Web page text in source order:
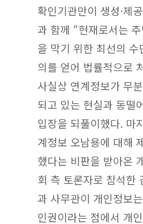
확인기관만이 생성·제
과 함께 “현재로서는
을 막기 위한 최선의
의를 얻어 법률적으로
사실상 연계정보가 무
되고 있는 현실과 동떨
입장을 되풀이했다. 마
계정보 오남용에 대해
했다는 비판을 받아온
회 측 토론자로 참석한
과 사무관이 개인정보
인권이라는 점에서 개